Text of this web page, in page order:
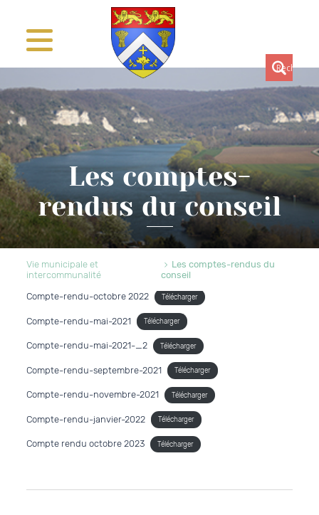
Les comptes-
rendus du conseil
Vie municipale et
intercommunalité
Les comptes-rendus du
conseil
Compte-rendu-octobre 2022
Télécharger
Compte-rendu-mai-2021 Télécharger
Compte-rendu-mai-2021-_2 Télécharger
Compte-rendu-septembre-2021 Télécharger
Compte-rendu-novembre-2021 Télécharger
Compte-rendu-janvier-2022 Télécharger
Compte rendu octobre 2023 Télécharger